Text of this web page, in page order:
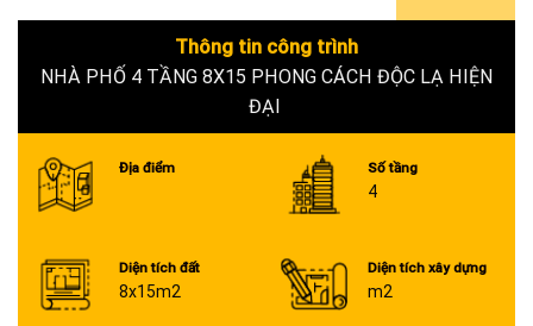
6+
Thông tin công trình
NHÀ PHỐ 4 TẦNG 8X15 PHONG CÁCH ĐỘC LẠ HIỆN
ĐẠI
Địa điểm Số tầng
4
Diện tích đất
8x15m2
Diện tích xây dựng
m2